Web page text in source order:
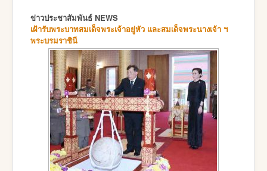
ข่าวประชาสัมพันธ์ NEWS
เฝ้ารับพระบาทสมเด็จพระเจ้าอยู่หัว และสมเด็จพระนางเจ้า ฯ
พระบรมราชินี